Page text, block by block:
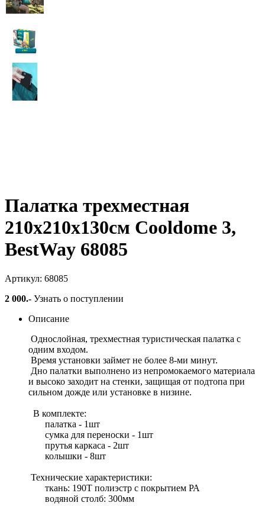
Палатка трехместная
210х210х130см Cooldome 3,
BestWay 68085
Артикул: 68085
2 000.- Узнать о поступлении
Описание
Однослойная, трехместная туристическая палатка с
одним входом.
Время установки займет не более 8-ми минут.
Дно палатки выполнено из непромокаемого материала
и высоко заходит на стенки, защищая от подтопа при
сильном дожде или установке в низине.
В комплекте:
палатка - 1шт
сумка для переноски - 1шт
прутья каркаса - 2шт
колышки - 8шт
Технические характеристики:
ткань: 190Т полиэстр с покрытием РА
водяной столб: 300мм